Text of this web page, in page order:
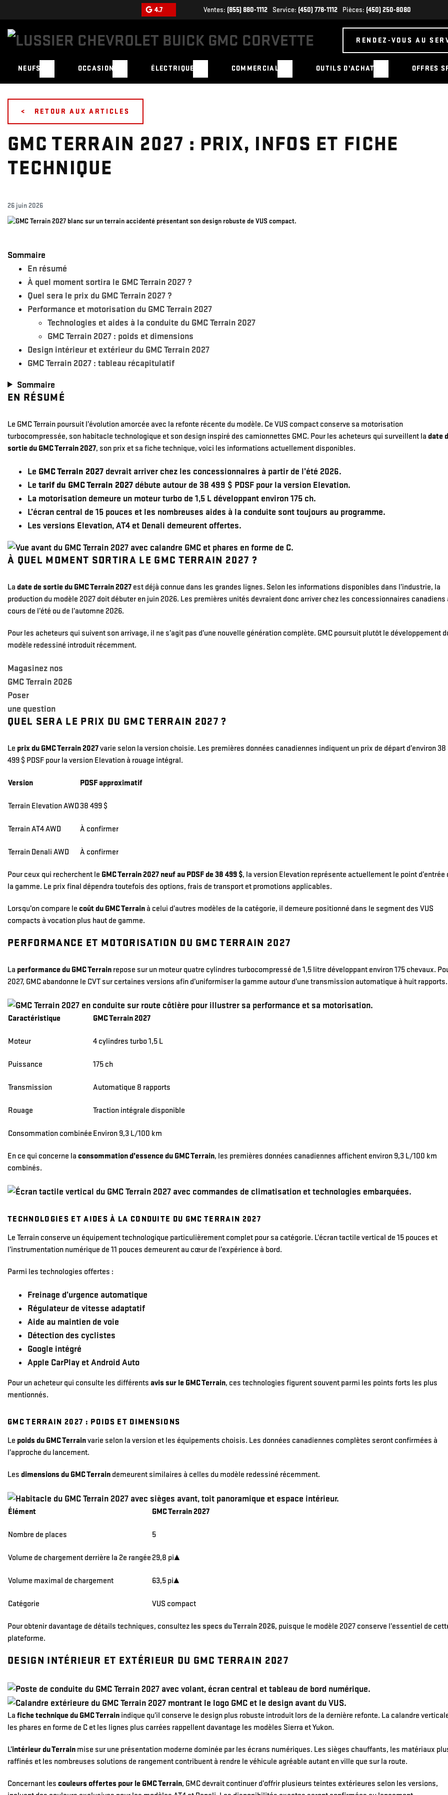
4.7 Ventes: (855) 880-1112 Service: (450) 778-1112 Pièces: (450) 250-8080
RENDEZ-VOUS AU
NEUFS OCCASION ÉLECTRIQUE COMMERCIAL OUTILS D’ACHAT OFFRES
< RETOUR AUXARTICLES
GMC TERRAIN 2027 : PRIX, INFOS ET FICHE
TECHNIQUE
26 juin 2026
Sommaire
En résumé
À quel moment sortira le GMC Terrain 2027 ?
Quel sera le prix du GMC Terrain 2027 ?
Performance et motorisation du GMC Terrain 2027
Technologies et aides à la conduite du GMC Terrain 2027
GMC Terrain 2027 : poids et dimensions
Design intérieur et extérieur du GMC Terrain 2027
GMC Terrain 2027 : tableau récapitulatif
Sommaire
EN RÉSUMÉ
Le GMC Terrain poursuit l’évolution amorcée avec la refonte récente du modèle. Ce VUS compact conserve sa motorisation
turbocompressée, son habitacle technologique et son design inspiré des camionnettes GMC. Pour les acheteurs qui surveillent la date
sortie du GMC Terrain 2027, son prix et sa fiche technique, voici les informations actuellement disponibles.
Le GMC Terrain 2027 devrait arriver chez les concessionnaires à partir de l’été 2026.
Le tarif du GMC Terrain 2027 débute autour de 38 499 $ PDSF pour la version Elevation.
La motorisation demeure un moteur turbo de 1,5 L développant environ 175 ch.
L’écran central de 15 pouces et les nombreuses aides à la conduite sont toujours au programme.
Les versions Elevation, AT4 et Denali demeurent offertes.
À QUEL MOMENT SORTIRA LE GMC TERRAIN 2027 ?
La date de sortie du GMC Terrain 2027 est déjà connue dans les grandes lignes. Selon les informations disponibles dans l’industrie, la
production du modèle 2027 doit débuter en juin 2026. Les premières unités devraient donc arriver chez les concessionnaires canadiens
cours de l’été ou de l’automne 2026.
Pour les acheteurs qui suivent son arrivage, il ne s’agit pas d’une nouvelle génération complète. GMC poursuit plutôt le développement
modèle redessiné introduit récemment.
Magasinez nos
GMC Terrain 2026
Poser
une question
QUEL SERA LE PRIX DU GMC TERRAIN 2027 ?
Le prix du GMC Terrain 2027varie selon la version choisie. Les premières données canadiennes indiquent un prix de départ d’environ 38
499 $ PDSF pour la version Elevation à rouage intégral.
Version PDSF approximatif
Terrain Elevation AWD 38 499 $
Terrain AT4 AWD À confirmer
Terrain Denali AWD À confirmer
Pour ceux qui recherchent le GMC Terrain 2027 neuf au PDSF de 38 499 $, la version Elevation représente actuellement le point d’entrée
la gamme. Le prix final dépendra toutefois des options, frais de transport et promotions applicables.
Lorsqu’on compare le coût du GMC Terrain à celui d’autres modèles de la catégorie, il demeure positionné dans le segment des VUS
compacts à vocation plus haut de gamme.
PERFORMANCE ET MOTORISATION DU GMC TERRAIN 2027
La performance du GMC Terrain repose sur un moteur quatre cylindres turbocompressé de 1,5 litre développant environ 175 chevaux.
2027, GMC abandonne le CVT sur certaines versions afin d’uniformiser la gamme autour d’une transmission automatique à huit rapports.
Caractéristique GMC Terrain 2027
Moteur 4 cylindres turbo 1,5 L
Puissance 175 ch
Transmission Automatique 8 rapports
Rouage Traction intégrale disponible
Consommation combinée Environ 9,3 L/100 km
En ce qui concerne la consommation d’essence du GMC Terrain, les premières données canadiennes affichent environ 9,3 L/100 km
combinés.
TECHNOLOGIES ET AIDES À LA CONDUITE DU GMC TERRAIN 2027
Le Terrain conserve un équipement technologique particulièrement complet pour sa catégorie. L’écran tactile vertical de 15 pouces et
l’instrumentation numérique de 11 pouces demeurent au cœur de l’expérience à bord.
Parmi les technologies offertes :
Freinage d’urgence automatique
Régulateur de vitesse adaptatif
Aide au maintien de voie
Détection des cyclistes
Google intégré
Apple CarPlay et Android Auto
Pour un acheteur qui consulte les différents avis sur le GMC Terrain, ces technologies figurent souvent parmi les points forts les plus
mentionnés.
GMC TERRAIN 2027 : POIDS ET DIMENSIONS
Le poids du GMC Terrainvarie selon la version et les équipements choisis. Les données canadiennes complètes seront confirmées à
l’approche du lancement.
Les dimensions du GMC Terrain demeurent similaires à celles du modèle redessiné récemment.
Élément GMC Terrain 2027
Nombre de places 5
Volume de chargement derrière la 2e rangée 29,8 pi³
Volume maximal de chargement 63,5 pi³
Catégorie VUS compact
Pour obtenir davantage de détails techniques, consultez les specs du Terrain 2026, puisque le modèle 2027 conserve l’essentiel de
plateforme.
DESIGN INTÉRIEUR ET EXTÉRIEUR DU GMC TERRAIN 2027
La fiche technique du GMC Terrain indique qu’il conserve le design plus robuste introduit lors de la dernière refonte. La calandre
les phares en forme de C et les lignes plus carrées rappellent davantage les modèles Sierra et Yukon.
L’intérieur du Terrain mise sur une présentation moderne dominée par les écrans numériques. Les sièges chauffants, les matériaux
raffinés et les nombreuses solutions de rangement contribuent à rendre le véhicule agréable autant en ville que sur la route.
Concernant les couleurs offertes pour le GMC Terrain, GMC devrait continuer d’offrir plusieurs teintes extérieures selon les versions,